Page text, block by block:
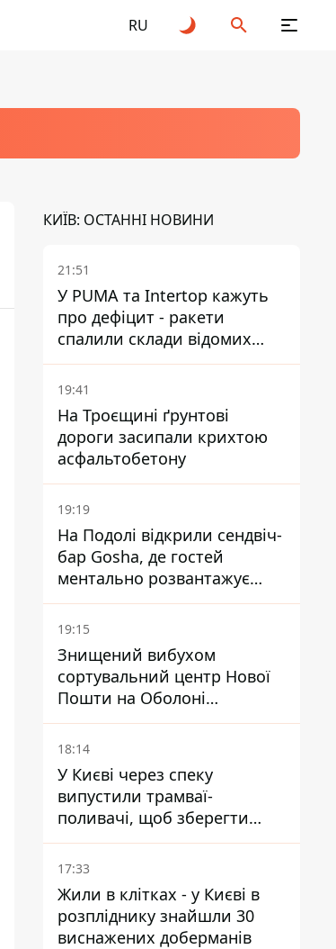
RU
КИЇВ: ОСТАННІ НОВИНИ
21:51
У PUMA та Intertop кажуть
про дефіцит - ракети
спалили склади відомих
брендів
19:41
На Троєщині ґрунтові
дороги засипали крихтою
асфальтобетону
19:19
На Подолі відкрили сендвіч-
бар Gosha, де гостей
ментально розвантажує
акула
19:15
Знищений вибухом
сортувальний центр Нової
Пошти на Оболоні
запрацював - видають
посилки
18:14
У Києві через спеку
випустили трамваї-
поливачі, щоб зберегти
рейки від деформації
17:33
Жили в клітках - у Києві в
розпліднику знайшли 30
виснажених доберманів